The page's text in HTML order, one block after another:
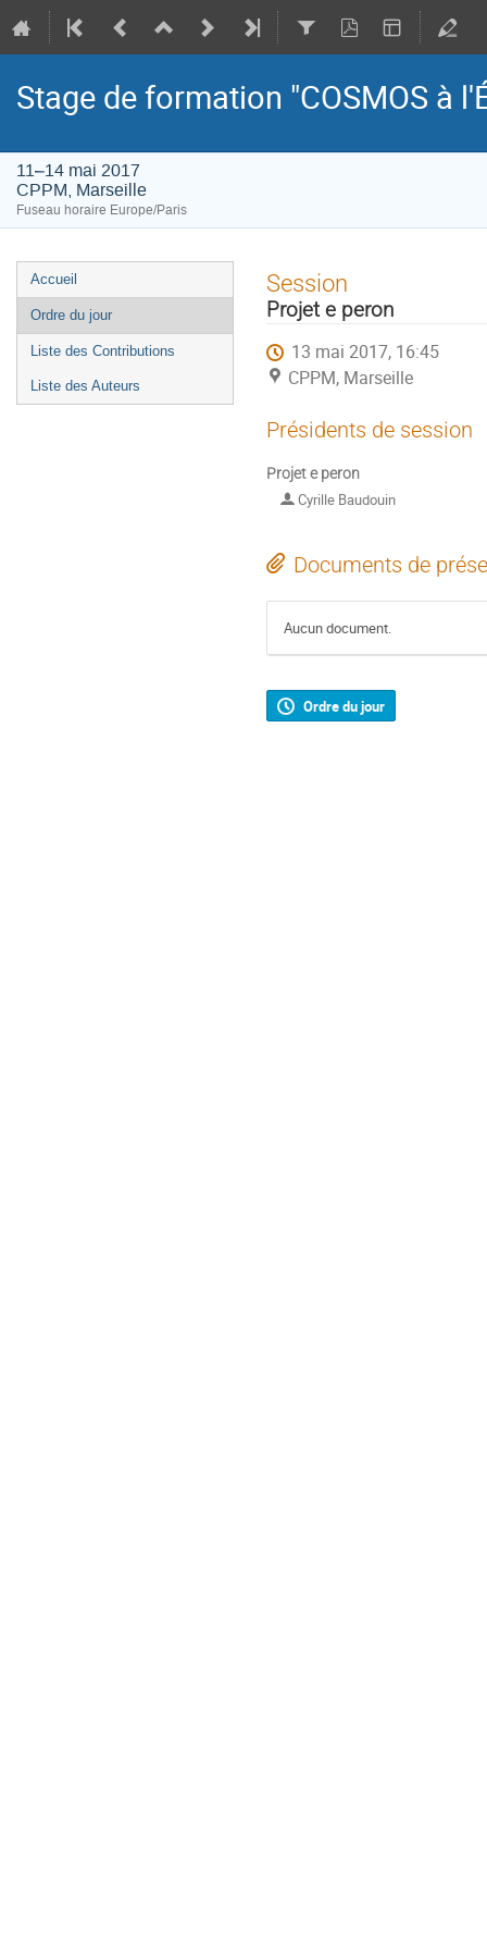
Stage de formation "COSMOS à
11–14 mai 2017
CPPM, Marseille
Fuseau horaire Europe/Paris
Menu
de
l'événement
Accueil
Ordre du jour
Liste des Contributions
Liste des Auteurs
Session
Projet e peron
13 mai 2017, 16:45
CPPM, Marseille
Présidents de session
Projet e peron
Cyrille Baudouin
Documents de
Aucun document.
Ordre du jour